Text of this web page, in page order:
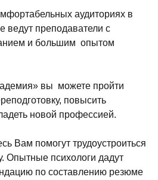
аудиториях в
ведут преподаватели с
и большим опытом
вы можете пройти
повысить
новой профессией.
Вам помогут трудоустроиться
Опытные психологи дадут
по составлению резюме